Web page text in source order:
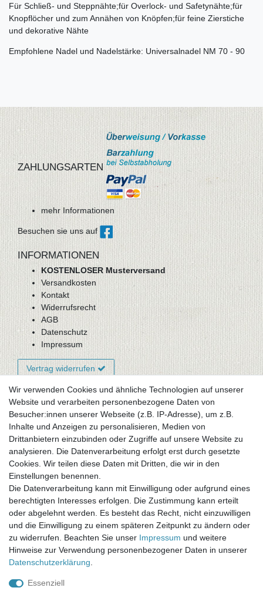
Für Schließ- und Steppnähte;für Overlock- und Safetynähte;für
Knopflöcher und zum Annähen von Knöpfen;für feine Zierstiche
und dekorative Nähte
Empfohlene Nadel und Nadelstärke: Universalnadel NM 70 - 90
ZAHLUNGSARTEN
mehr Informationen
Besuchen sie uns auf
INFORMATIONEN
KOSTENLOSER Musterversand
Versandkosten
Kontakt
Widerrufsrecht
AGB
Datenschutz
Impressum
Vertrag widerrufen
Newsletter-Anmeldung
FAQ / Fragen
Mein Warenkorb
Mein Merkzettel
Mein Konto
UNSER LADENGESCHÄFT
Gottlieb-Daimler-Str. 10
33334 Gütersloh
ÖFFNUNGSZEITEN
Montag - Dienstag: 8.00 - 18.00 Uhr, Mittwoch Ruhetag,
Donnerstag: 8.00 - 18.00 Uhr, Freitag 8.00 - 14.00 Uhr
Wir verwenden Cookies und ähnliche Technologien auf unserer
Website und verarbeiten personenbezogene Daten von
Besucher:innen unserer Webseite (z.B. IP-Adresse), um z.B.
Inhalte und Anzeigen zu personalisieren, Medien von
Drittanbietern einzubinden oder Zugriffe auf unsere Website zu
analysieren. Die Datenverarbeitung erfolgt erst durch gesetzte
Cookies. Wir teilen diese Daten mit Dritten, die wir in den
Einstellungen benennen.
Die Datenverarbeitung kann mit Einwilligung oder aufgrund eines
berechtigten Interesses erfolgen. Die Zustimmung kann erteilt
oder abgelehnt werden. Es besteht das Recht, nicht einzuwilligen
und die Einwilligung zu einem späteren Zeitpunkt zu ändern oder
zu widerrufen. Beachten Sie unser Impressum und weitere
Hinweise zur Verwendung personenbezogener Daten in unserer
Daten­schutz­erklärung
Essenziell